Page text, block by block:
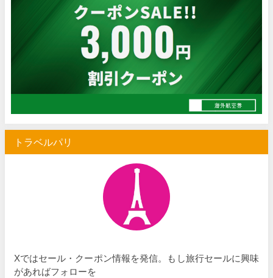
トラベルパリ
Xではセール・クーポン情報を発信。もし旅行セールに興味
があればフォローを